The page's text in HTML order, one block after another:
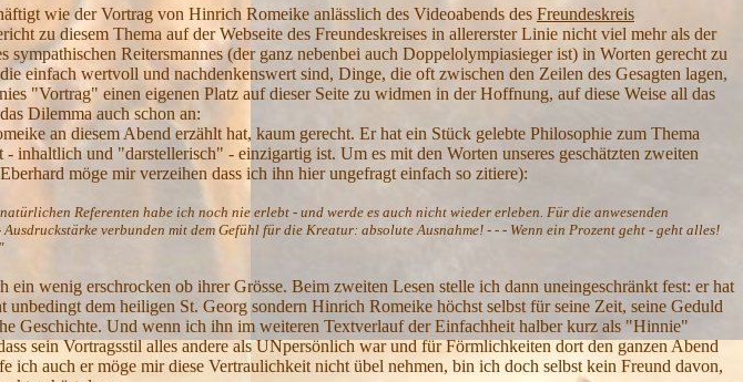
wie der Vortrag von Hinrich Romeike anlässlich des Videoabends des Freundeskreis
zu diesem Thema auf der Webseite des Freundeskreises in allererster Linie nicht viel mehr als der
sympathischen Reitersmannes (der ganz nebenbei auch Doppelolympiasieger ist) in Worten gerecht zu
einfach wertvoll und nachdenkenswert sind, Dinge, die oft zwischen den Zeilen des Gesagten lagen,
"Vortrag" einen eigenen Platz auf dieser Seite zu widmen in der Hoffnung, auf diese Weise all das
Dilemma auch schon an:
an diesem Abend erzählt hat, kaum gerecht. Er hat ein Stück gelebte Philosophie zum Thema
inhaltlich und "darstellerisch" - einzigartig ist. Um es mit den Worten unseres geschätzten zweiten
möge mir verzeihen dass ich ihn hier ungefragt einfach so zitiere):
Referenten habe ich noch nie erlebt - und werde es auch nicht wieder erleben. Für die anwesenden
verbunden mit dem Gefühl für die Kreatur: absolute Ausnahme! - - - Wenn ein Prozent geht - geht alles!
ein wenig erschrocken ob ihrer Grösse. Beim zweiten Lesen stelle ich dann uneingeschränkt fest: er hat
dem heiligen St. Georg sondern Hinrich Romeike höchst selbst für seine Zeit, seine Geduld
Geschichte. Und wenn ich ihn im weiteren Textverlauf der Einfachheit halber kurz als "Hinnie"
sein Vortragsstil alles andere als UNpersönlich war und für Förmlichkeiten dort den ganzen Abend
ich auch er möge mir diese Vertraulichkeit nicht übel nehmen, bin ich doch selbst kein Freund davon,